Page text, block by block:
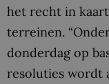
het recht in
terreinen.
donderdag op
resoluties wordt